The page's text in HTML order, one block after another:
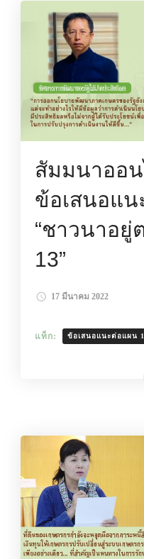
สัมมนาออ
ข้อเสนอแ
“ชาวนาอยู่
13”
17 มีนาคม 2022
แท็ก: ข้อเสนอแนะต่อแผน
อ่านเพิ่